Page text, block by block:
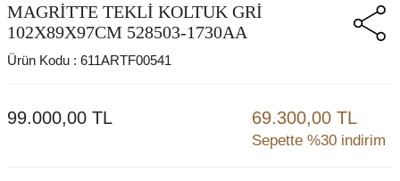
MAGRİTTE TEKLİ KOLTUK GRİ
102X89X97CM 528503-1730AA
Ürün Kodu : 611ARTF00541
99.000,00 TL 69.300,00 TL
Sepette %30 indirim